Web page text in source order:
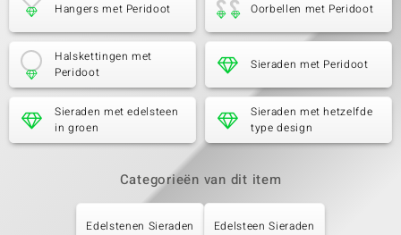
Hangers met Peridoot Oorbellen met Peridoot
Halskettingen met
Peridoot
Sieraden met Peridoot
Sieraden met edelsteen
in groen
Sieraden met hetzelfde
type design
Categorieën van dit item
Edelstenen Sieraden Edelsteen Sieraden